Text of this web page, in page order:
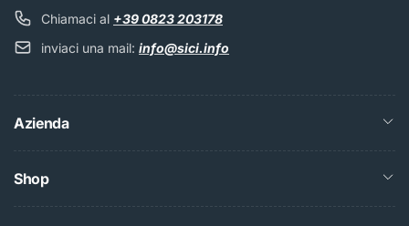
Chiamaci al +39 0823 203178
inviaci una mail: info@sici.info
Azienda
Shop